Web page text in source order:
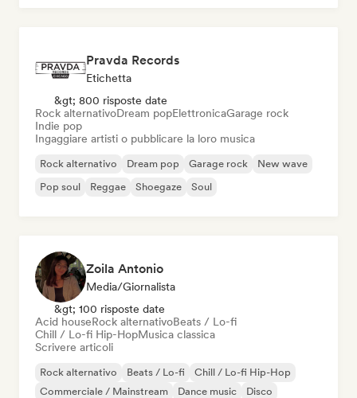
Pravda Records
Etichetta
&gt; 800 risposte date
Rock alternativoDream popElettronicaGarage rock
Indie pop
Ingaggiare artisti o pubblicare la loro musica
Rock alternativo Dream pop Garage rock
New wave
Pop soul
Reggae Shoegaze Soul
Zoila Antonio
Media/Giornalista
&gt; 100 risposte date
Acid houseRock alternativoBeats / Lo-fi
Chill / Lo-fi Hip-HopMusica classica
Scrivere articoli
Rock alternativo Beats / Lo-fi
Chill / Lo-fi Hip-Hop
Commerciale / Mainstream
Dance music
Disco